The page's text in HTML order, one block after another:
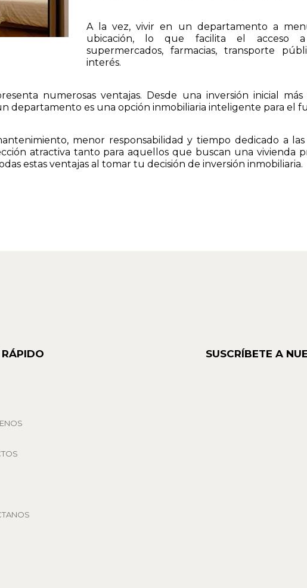
A la vez, vivir en un departamento a
ubicación, lo que facilita el acceso a
supermercados, farmacias, transporte
interés.
numerosas ventajas. Desde una inversión inicial más
departamento es una opción inmobiliaria inteligente para el
menor responsabilidad y tiempo dedicado a
atractiva tanto para aquellos que buscan una vivienda
estas ventajas al tomar tu decisión de inversión inmobiliaria.
SUSCRÍBETE A